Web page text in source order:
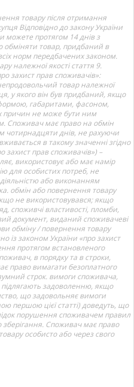
товару після отримання
Відповідно до закону України
можете протягом 14 днів з
обміняти товар, придбаний в
норм передбачених законом.
належної якості стаття 9.
захист прав споживачів»:
товар належної
у якого він був придбаний, якщо
габаритами, фасоном,
причин не може бути ним
Споживач має право на обмін
чотирнадцяти днів, не рахуючи
в такому значенні згідно
захист прав споживачів») –
використовує або має намір
для особистих потреб, не
або виконанням
обмін або повернення товару
не використовувався; якщо
споживчі властивості, пломби,
документ, виданий споживачеві
обміну / повернення товару
із законом України «про захист
протягом встановленого
в порядку та в строки,
право вимагати безоплатного
строк. вимоги споживача,
задоволенню, якщо
що задовольняє вимоги
першою цієї статті) доведуть, що
порушення споживачем правил
Споживач має право
особисто або через свого